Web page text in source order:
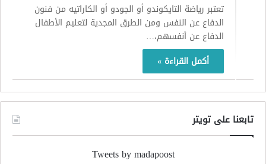
تعتبر رياضة التايكوندو أو الجودو أو الكاراتيه من فنون
الدفاع عن النفس ومن الطرق المجدية لتعليم الأطفال
الدفاع عن أنفسهم،…
أكمل القراءة »
تابعنا على تويتر
Tweets by madapoost